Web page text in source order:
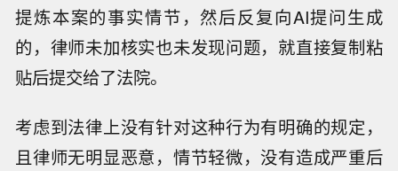
提炼本案的事实情节，然后反复向AI提问生成
的，律师未加核实也未发现问题，就直接复制粘
贴后提交给了法院。
考虑到法律上没有针对这种行为有明确的规定，
且律师无明显恶意，情节轻微，没有造成严重后